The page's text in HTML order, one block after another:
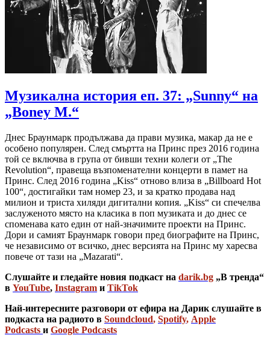
Музикална история еп. 37: „Sunny“ на
„Boney M.“
Днес Браунмарк продължава да прави музика, макар да не е
особено популярен. След смъртта на Принс през 2016 година
той се включва в група от бивши техни колеги от „The
Revolution“, правеща възпоменателни концерти в памет на
Принс. След 2016 година „Kiss“ отново влиза в „Billboard Hot
100“, достигайки там номер 23, и за кратко продава над
милион и триста хиляди дигитални копия. „Kiss“ си спечелва
заслуженото място на класика в поп музиката и до днес се
споменава като един от най-значимите проекти на Принс.
Дори и самият Браунмарк говори пред биографите на Принс,
че независимо от всичко, днес версията на Принс му харесва
повече от тази на „Mazarati“.
Слушайте и гледайте новия подкаст на darik.bg „В тренда“
в YouTube, Instagram и TikTok
Най-интересните разговори от ефира на Дарик слушайте в
подкаста на радиото в Soundcloud, Spotify, Apple
Podcasts и Google Podcasts